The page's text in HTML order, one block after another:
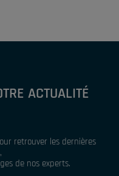
ACTUALITÉ
retrouver les dernières
de nos experts.